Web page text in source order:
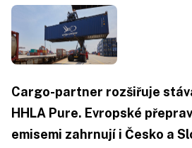
Cargo-partner rozšiřuje
HHLA Pure. Evropské
emisemi zahrnují i Česko a